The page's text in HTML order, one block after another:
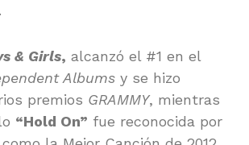
& Girls, alcanzó el #1 en el
Albums y se hizo
premios GRAMMY, mientras
“Hold On” fue reconocida por